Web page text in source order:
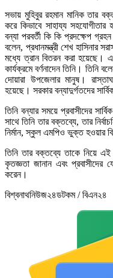
সভায় মুহিবুর রহমান মানিক তার
করে কিভাবে সাহায্য সহযোগীতার
বন্যা পরবর্তী কি কি প্রদক্ষেপ
বলেন, প্রধানমন্ত্রী শেখ হাসিনার
মধ্যে ত্রান বিতরন করা হয়েছে।
কার্যক্রমে বর্ণনাদেন তিনি। তিনি
দোয়ারা উপজেলার মানুষ।
হয়েছে। সরকার বন্যাদুর্গতদের
তিনি বন্যার সময়ে প্রবাসীদের
সাথে তিনি তার বক্তব্যে, তার
নির্মান, স্কুল এমপিও ভুক্ত হওয়ার
তিনি তার বক্তব্যে তাকে নিয়ে
কৃতজ্ঞতা জানান এবং প্রবাসীদের
করেন।
বিশ্বনাথনিউজ২৪ডটকম / বিএন২৪